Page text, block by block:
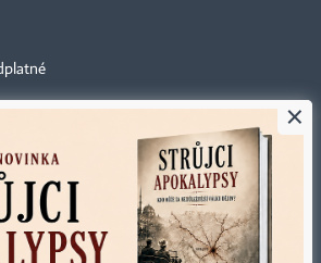
vydavatel. Bez písemného svolení vydavatele je
×